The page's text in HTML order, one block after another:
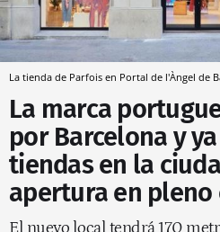
La tienda de Parfois en Portal de l'Àngel de
La marca
por Barcelona y
tiendas en la
apertura en pleno
El nuevo local tendrá 170